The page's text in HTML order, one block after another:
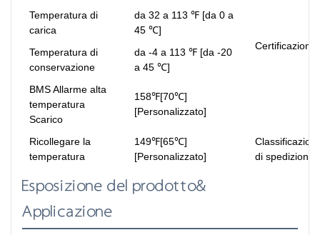
Certificazioni
Temperatura di
carica
da 32 a 113 ℉ [da 0 a
45 ℃]
Temperatura di
conservazione
da -4 a 113 ℉ [da -20
a 45 ℃]
BMS Allarme alta
temperatura
Scarico
158℉[70℃]
[Personalizzato]
Ricollegare la
temperatura
149℉[65℃]
[Personalizzato]
di spedizione
Esposizione del prodotto&
Applicazione